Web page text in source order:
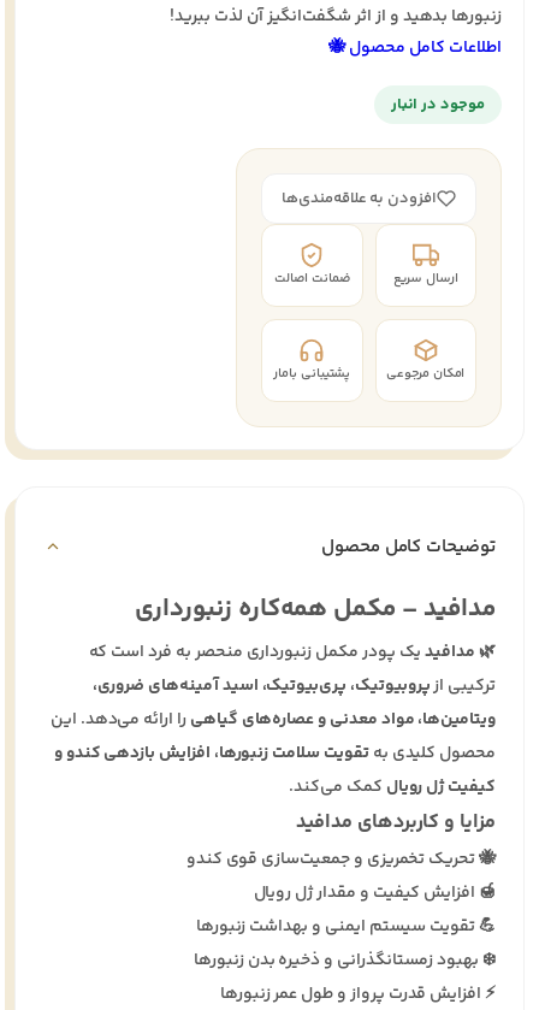
زنبورها بدهید و از اثر شگفت‌انگیز آن لذت ببرید!
اطلاعات کامل محصول 🐝
موجود در انبار
افزودن به علاقه‌مندی‌ها
ارسال سریع ضمانت اصالت
امکان مرجوعی پشتیبانی بامار
توضیحات کامل محصول
مدافید – مکمل همه‌کاره زنبورداری
🌿 مدافیدیک پودر مکمل زنبورداری منحصر به فرد است که
ترکیبی ازپروبیوتیک، پری‌بیوتیک، اسید آمینه‌های ضروری،
ویتامین‌ها، مواد معدنی و عصاره‌های گیاهیرا ارائه می‌دهد. این
محصول کلیدی بهتقویت سلامت زنبورها، افزایش بازدهی کندو و
کیفیت ژل رویالکمک می‌کند.
مزایا و کاربردهای مدافید
🐝 تحریک تخمریزی و جمعیت‌سازی قوی کندو
🍯 افزایش کیفیت و مقدار ژل رویال
💪 تقویت سیستم ایمنی و بهداشت زنبورها
❄️ بهبود زمستانگذرانی و ذخیره بدن زنبورها
⚡ افزایش قدرت پرواز و طول عمر زنبورها